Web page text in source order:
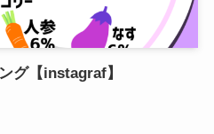
グ【instagraf】